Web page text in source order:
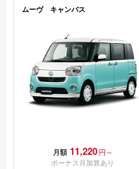
ムーヴ キャンバス
月額 11,220 円～
ボーナス月加算あり